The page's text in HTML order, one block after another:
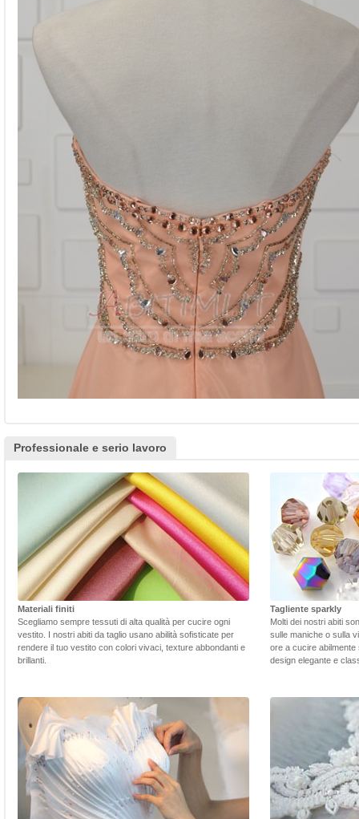
Professionale e serio lavoro
Materiali finiti
Scegliamo sempre tessuti di alta qualità per cucire ogni
vestito. I nostri abiti da taglio usano abilità sofisticate per
rendere il tuo vestito con colori vivaci, texture abbondanti e
brillanti.
Tagliente sparkly
Molti dei nostri abiti
sulle maniche o sulla
ore a cucire
design elegante e